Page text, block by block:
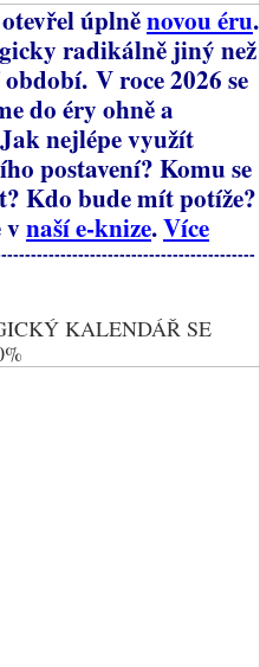
úplněnovou éru.
radikálně jiný než
V roce 2026 se
do éry ohně a
Jak nejlépe využít
postavení? Komu se
Kdo bude mít potíže?
vnaší e-knize.Více
KALENDÁŘ SE